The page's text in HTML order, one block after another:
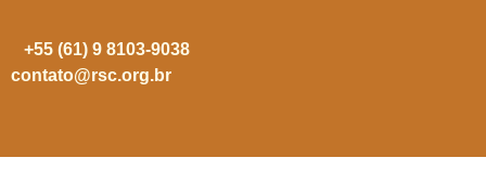
+55 (61) 9 8103-9038
contato@rsc.org.br